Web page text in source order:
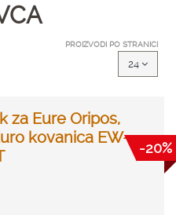
PROIZVODI PO STRANICI
24
za Eure Oripos,
kovanica EW-
-20%